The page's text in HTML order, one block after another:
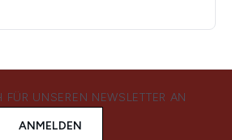
FÜR UNSEREN NEWSLETTER AN
ANMELDEN